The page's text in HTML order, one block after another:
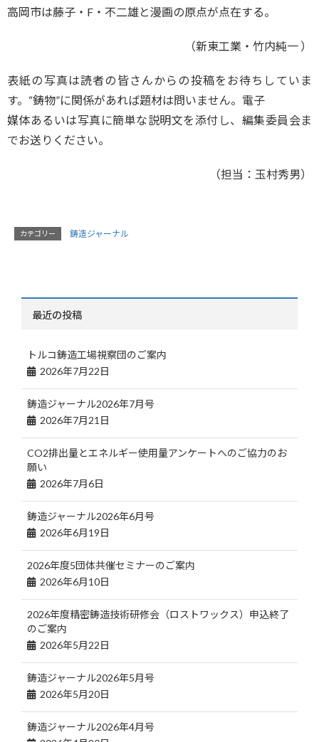
高岡市は藤子・F・不二雄と漫画の原点が点在する。
（新東工業・竹内純一 ）
表紙の写真は読者の皆さんからの投稿をお待ちしていま
す。“鋳物”に関係があれば題材は問いません。電子
媒体あるいは写真に簡単な説明文を添付し、編集委員会ま
でお送りください。
（担当：玉村秀男）
カテゴリー 鋳造ジャーナル
最近の投稿
トルコ鋳造工場視察団のご案内
2026年7月22日
鋳造ジャーナル2026年7月号
2026年7月21日
CO2排出量とエネルギー使用量アンケートへのご協力のお
願い
2026年7月6日
鋳造ジャーナル2026年6月号
2026年6月19日
2026年度5団体共催セミナーのご案内
2026年6月10日
2026年度精密鋳造技術研修会（ロストワックス）申込終了
のご案内
2026年5月22日
鋳造ジャーナル2026年5月号
2026年5月20日
鋳造ジャーナル2026年4月号